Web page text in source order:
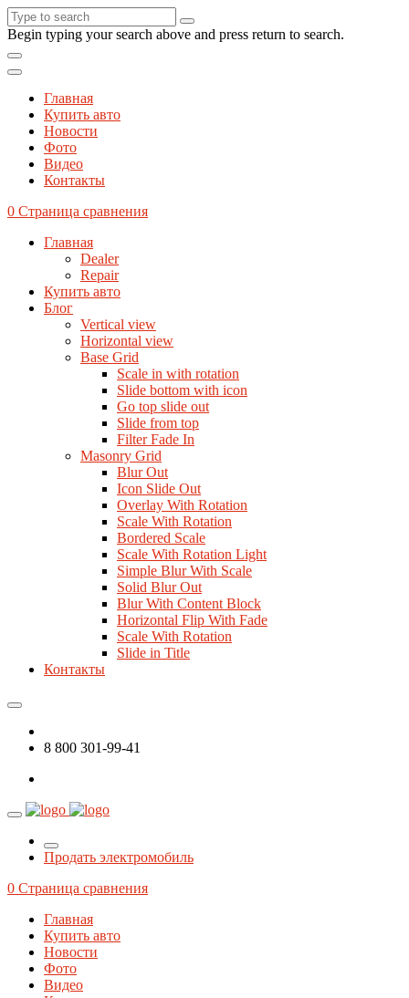
Begin typing your search above and press return to search.
Главная
Купить авто
Новости
Фото
Видео
Контакты
0 Страница сравнения
Главная
Dealer
Repair
Купить авто
Блог
Vertical view
Horizontal view
Base Grid
Scale in with rotation
Slide bottom with icon
Go top slide out
Slide from top
Filter Fade In
Masonry Grid
Blur Out
Icon Slide Out
Overlay With Rotation
Scale With Rotation
Bordered Scale
Scale With Rotation Light
Simple Blur With Scale
Solid Blur Out
Blur With Content Block
Horizontal Flip With Fade
Scale With Rotation
Slide in Title
Контакты
8 800 301-99-41
Продать электромобиль
0 Страница сравнения
Главная
Купить авто
Новости
Фото
Видео